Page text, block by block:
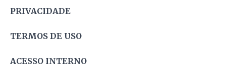
PRIVACIDADE
TERMOS DE USO
ACESSO INTERNO